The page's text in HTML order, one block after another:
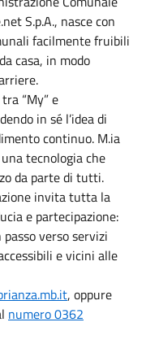
S.p.A., nasce con
facilmente fruibili
casa, in modo
“My” e
in sé l’idea di
continuo. M.ia
tecnologia che
da parte di tutti.
invita tutta la
e partecipazione:
verso servizi
e vicini alle
, oppure
numero 0362